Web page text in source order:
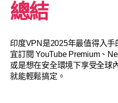
總結
印度VPN是2025年最值得入手
宜訂閱 YouTube Premium、
或是想在安全環境下享受全球
就能輕鬆搞定。